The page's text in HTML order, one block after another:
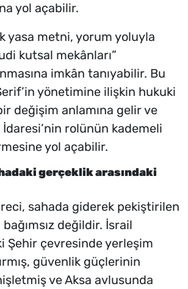
yol açabilir.
yasa metni, yorum yoluyla
kutsal mekânları”
imkân tanıyabilir. Bu
yönetimine ilişkin hukuki
değişim anlamına gelir ve
İdaresi’nin rolünün kademeli
yol açabilir.
gerçeklik arasındaki
sahada giderek pekiştirilen
değildir. İsrail
Şehir çevresinde yerleşim
güvenlik güçlerinin
ve Aksa avlusunda